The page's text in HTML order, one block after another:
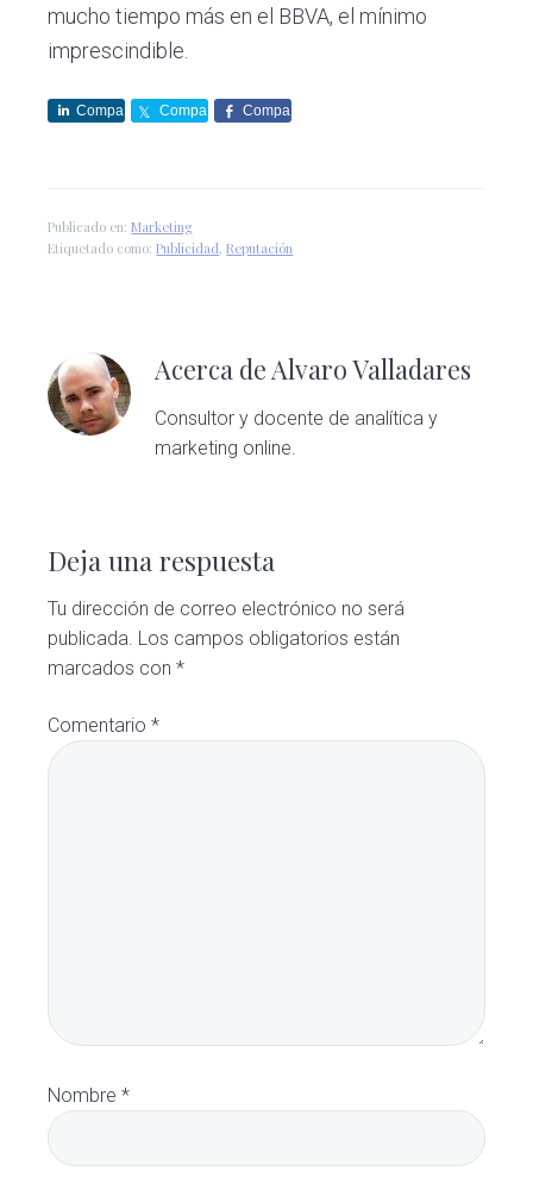
mucho tiempo más en el BBVA, el mínimo
imprescindible.
Compa
Compa
Compa
Publicado en:Marketing
Etiquetado como:Publicidad ,Reputación
Acerca de Alvaro Valladares
Consultor y docente de analítica y
marketing online.
con
los
lectores
Deja una respuesta
Tu dirección de correo electrónico no será
publicada. Los campos obligatorios están
marcados con*
Comentario*
Nombre*